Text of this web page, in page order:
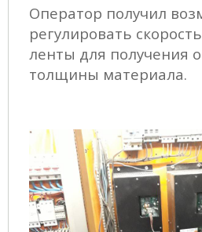
Оператор получил
регулировать
ленты для получения
толщины материала.